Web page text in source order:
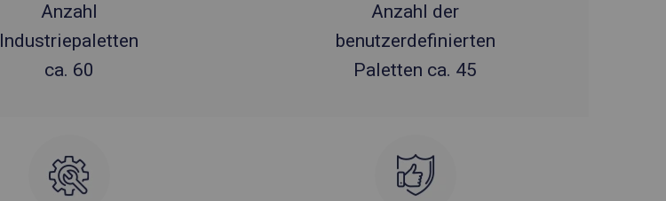
Anzahl
Industriepaletten
ca. 60
Anzahl der
benutzerdefinierten
Paletten ca. 45